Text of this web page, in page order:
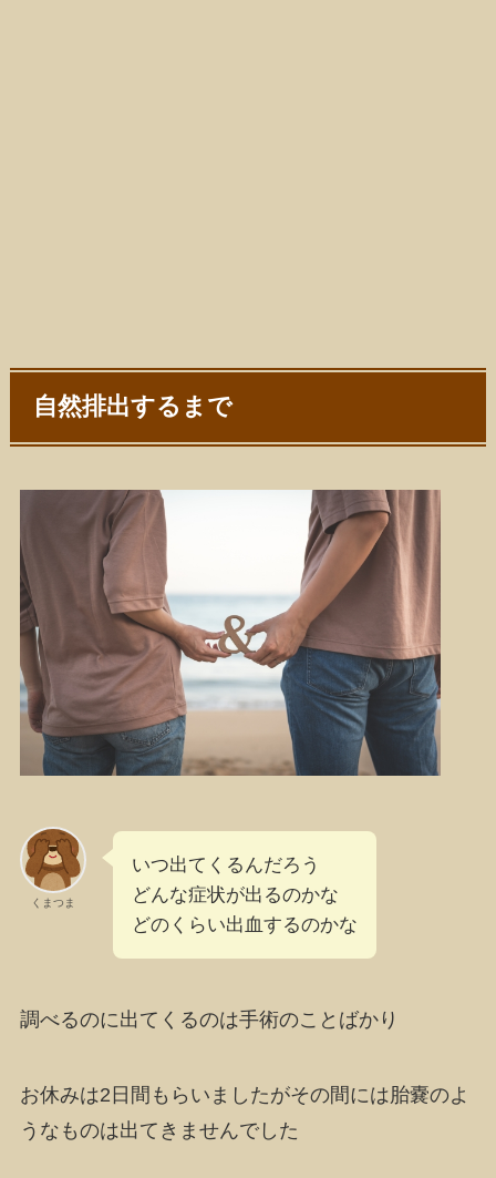
自然排出するまで
くまつま
いつ出てくるんだろう
どんな症状が出るのかな
どのくらい出血するのかな
調べるのに出てくるのは手術のことばかり
お休みは2日間もらいましたがその間には胎嚢のよ
うなものは出てきませんでした